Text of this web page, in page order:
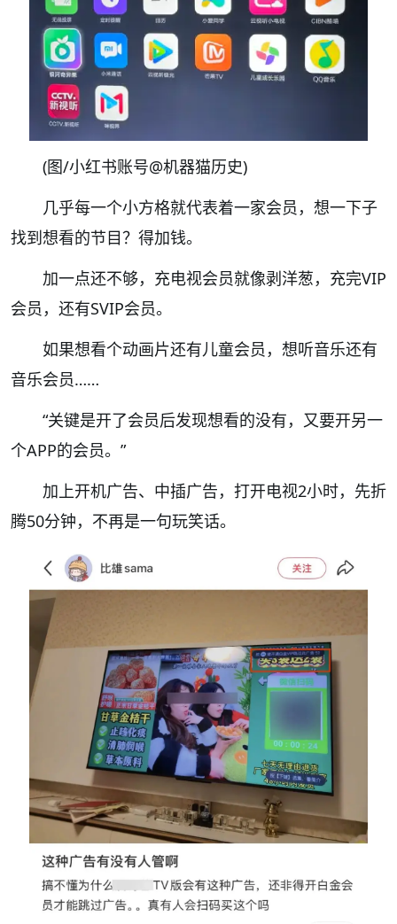
(图/小红书账号@机器猫历史)
几乎每一个小方格就代表着一家会员，想一下子
找到想看的节目？得加钱。
加一点还不够，充电视会员就像剥洋葱，充完VIP
会员，还有SVIP会员。
如果想看个动画片还有儿童会员，想听音乐还有
音乐会员……
“关键是开了会员后发现想看的没有，又要开另一
个APP的会员。”
加上开机广告、中插广告， 打开电视2小时，先折
腾50分钟，不再是一句玩笑话。